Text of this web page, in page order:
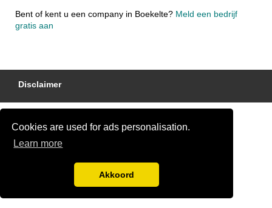
Cookies are used for ads personalisation.
Learn more
Akkoord
Bent of kent u een company in Boekelte? Meld een bedrijf
gratis aan
Disclaimer